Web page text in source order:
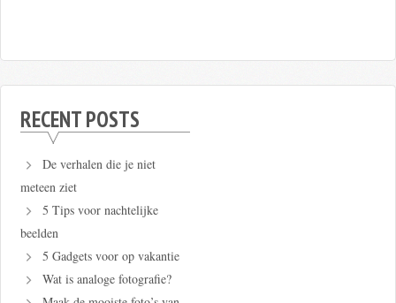
RECENT POSTS
De verhalen die je niet
meteen ziet
5 Tips voor nachtelijke
beelden
5 Gadgets voor op vakantie
Wat is analoge fotografie?